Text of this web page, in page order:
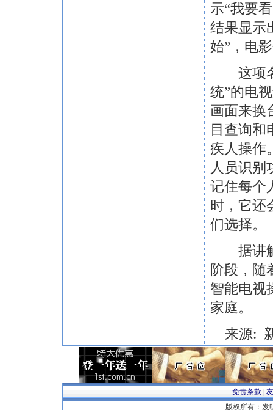
示“我要
结果显示
始”，电
这项名
统”的电
画面来换
目查询和
疾人操作
人员识别
记住每个
时，它还
们选择。
据讲解
阶段，随
智能电视
家庭。
来源:
免责条款
版权所有：发